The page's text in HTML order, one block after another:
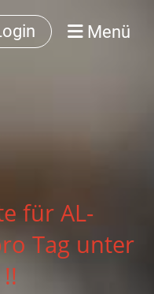
Menü
für AL-
Tag unter
!!